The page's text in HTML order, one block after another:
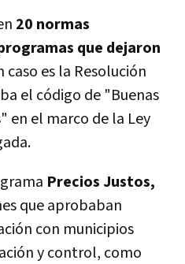
20 normas
que dejaron
caso es la Resolución
el código de "Buenas
en el marco de la Ley
Precios Justos,
que aprobaban
con municipios
y control, como